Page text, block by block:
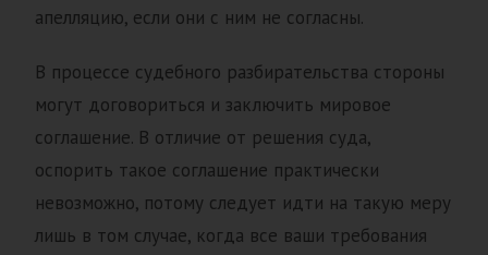
апелляцию, если они с ним не согласны.
В процессе судебного разбирательства стороны
могут договориться и заключить мировое
соглашение. В отличие от решения суда,
оспорить такое соглашение практически
невозможно, потому следует идти на такую меру
лишь в том случае, когда все ваши требования